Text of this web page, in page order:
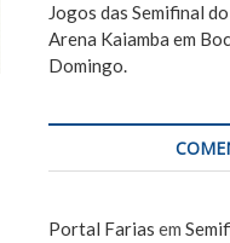
Jogos das Semifinal
Arena Kaiamba em
Domingo.
Portal Farias em